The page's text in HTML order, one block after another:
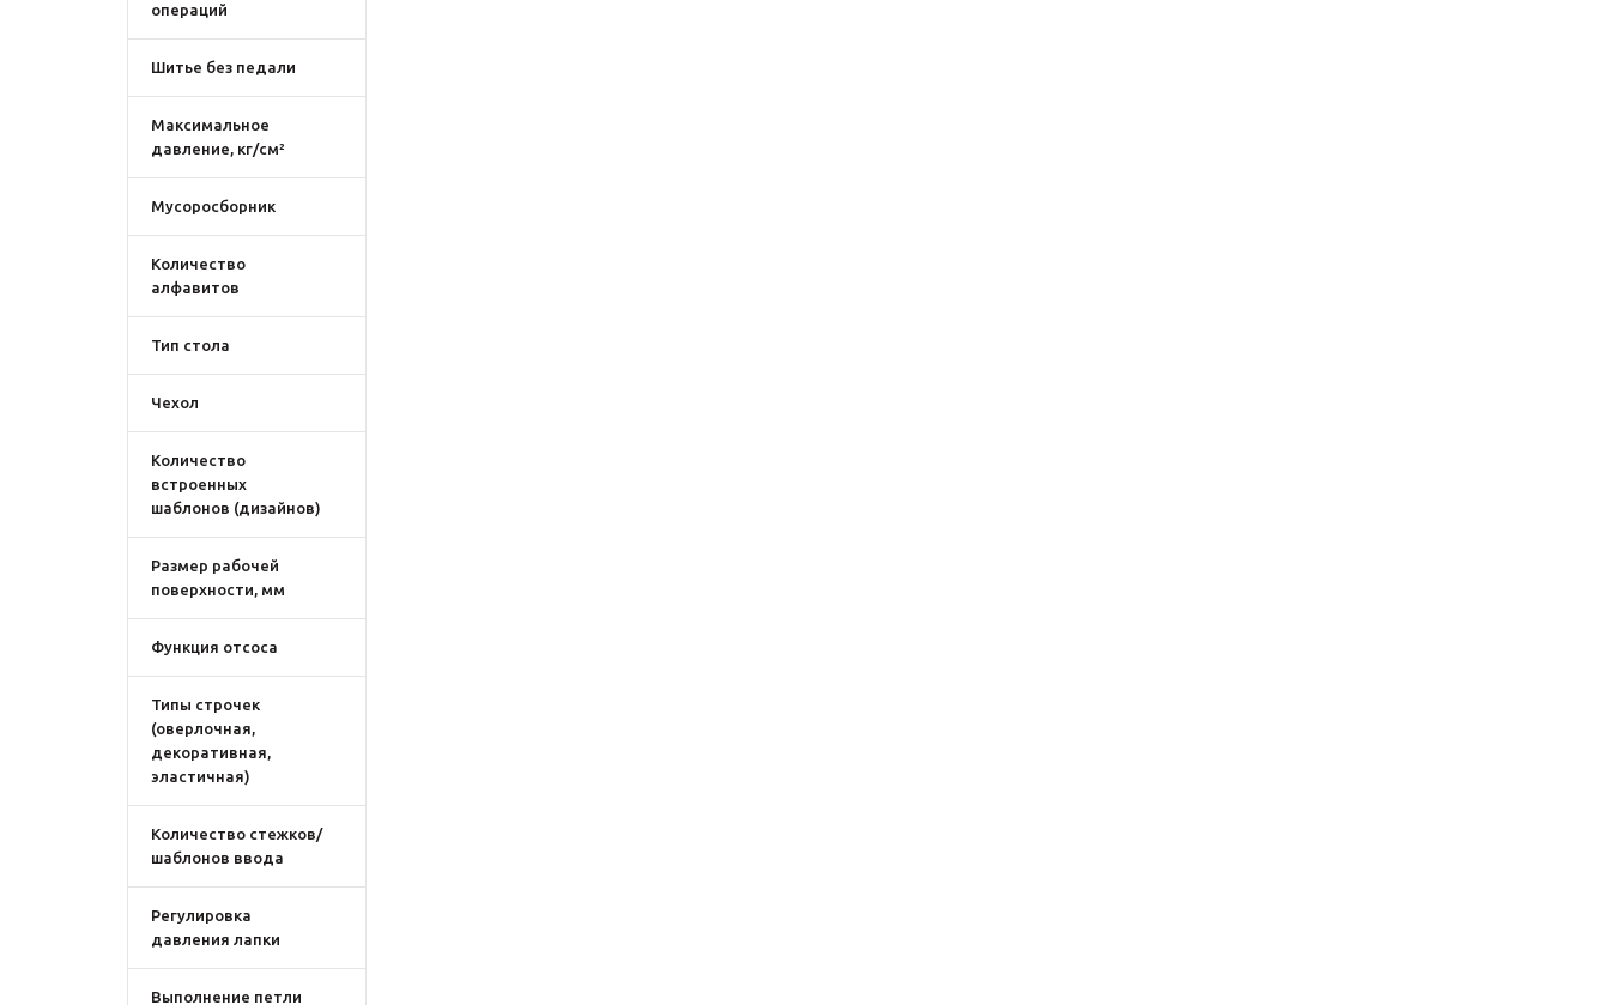
операций
Шитье без педали
Максимальное
давление, кг/см²
Мусоросборник
Количество
алфавитов
Тип стола
Чехол
Количество
встроенных
шаблонов (дизайнов)
Размер рабочей
поверхности, мм
Функция отсоса
Типы строчек
(оверлочная,
декоративная,
эластичная)
Количество стежков/
шаблонов ввода
Регулировка
давления лапки
Выполнение петли